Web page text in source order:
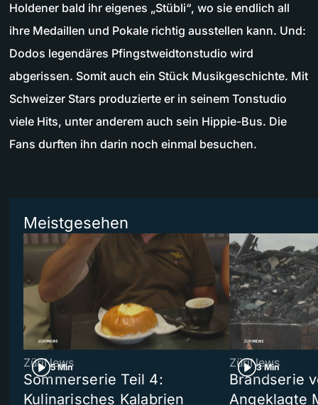
Holdener bald ihr eigenes „Stübli“, wo sie endlich all
ihre Medaillen und Pokale richtig ausstellen kann. Und:
Dodos legendäres Pfingstweidtonstudio wird
abgerissen. Somit auch ein Stück Musikgeschichte. Mit
Schweizer Stars produzierte er in seinem Tonstudio
viele Hits, unter anderem auch sein Hippie-Bus. Die
Fans durften ihn darin noch einmal besuchen.
Meistgesehen
5 Min
ZüriNews
Sommerserie Teil 4:
Kulinarisches Kalabrien
3 Min
ZüriNews
Brandserie
Angeklagte